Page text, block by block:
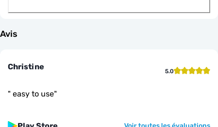
Avis
Christine 5.0
" easy to use"